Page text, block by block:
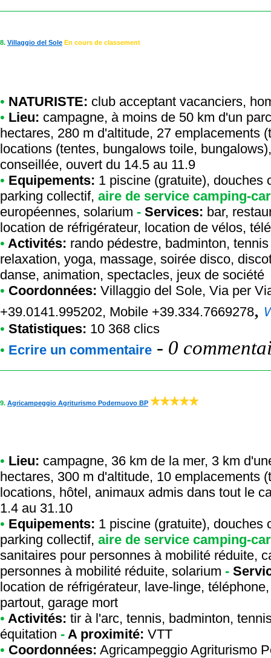
8. Villaggio del Sole En cours de classement
• NATURISTE: club acceptant vacanciers,
• Lieu: campagne, à moins de 50 km d'un
hectares, 280 m d'altitude, 27 emplacements
locations (tentes, bungalows toile,
conseillée, ouvert du 14.5 au 11.9
• Equipements: 1 piscine (gratuite), douches
parking collectif, aire de service camping-
européennes, solarium - Services: bar,
location de réfrigérateur, location de vélos,
• Activités: rando pédestre, badminton,
relaxation, yoga, massage, soirée disco,
danse, animation, spectacles, jeux de société
• Coordonnées: Villaggio del Sole, Via per
+39.0141.995202, Mobile +39.334.7669278,
• Statistiques: 10 368 clics
• Ecrire un commentaire - 0
9. Agricampeggio Agriturismo Podernuovo BP
• Lieu: campagne, 36 km de la mer, 3 km
hectares, 300 m d'altitude, 10 emplacements
locations, hôtel, animaux admis dans tout le
1.4 au 31.10
• Equipements: 1 piscine (gratuite), douches
parking collectif, aire de service camping-
sanitaires pour personnes à mobilité réduite,
personnes à mobilité réduite, solarium -
location de réfrigérateur, lave-linge,
partout, garage mort
• Activités: tir à l'arc, tennis, badminton,
équitation - A proximité: VTT
• Coordonnées: Agricampeggio Agriturismo